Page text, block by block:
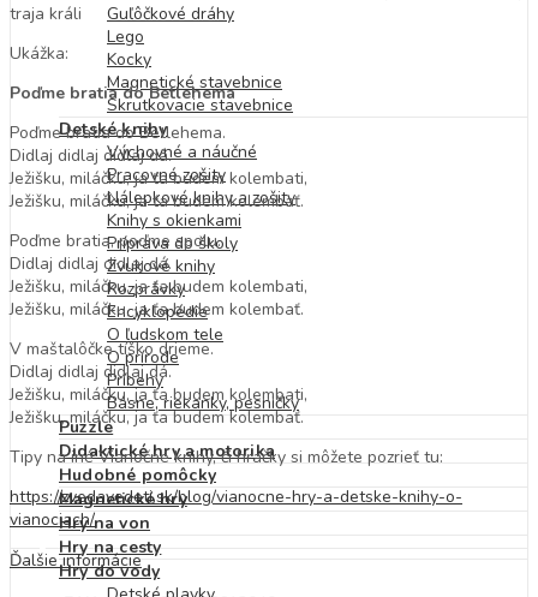
Guľôčkové dráhy
Lego
Kocky
Magnetické stavebnice
Skrutkovacie stavebnice
Detské knihy
Výchovné a náučné
Pracovné zošity
Nálepkové knihy a zošity
Knihy s okienkami
Príprava do školy
Zvukové knihy
Rozprávky
Encyklopédie
O ľudskom tele
O prírode
Príbehy
Básne, riekanky, pesničky
Puzzle
Didaktické hry a motorika
Hudobné pomôcky
Magnetické hry
Hry na von
Hry na cesty
Hry do vody
traja králi
Ukážka:
Poďme bratia do Betlehema
Poďme bratia do Betlehema.
Didlaj didlaj didlaj dá.
Ježišku, miláčku, ja ťa budem kolembati,
Ježišku, miláčku, ja ťa budem kolembať.
Poďme bratia, poďme spolu.
Didlaj didlaj didlaj dá.
Ježišku, miláčku, ja ťa budem kolembati,
Ježišku, miláčku, ja ťa budem kolembať.
V maštalôčke tíško drieme.
Didlaj didlaj didlaj dá.
Ježišku, miláčku, ja ťa budem kolembati,
Ježišku, miláčku, ja ťa budem kolembať.
Tipy na iné Vianočné knihy, či hračky si môžete pozrieť tu:
https://zvedavedeti.sk/blog/vianocne-hry-a-detske-knihy-o-
vianociach/
Ďalšie informácie